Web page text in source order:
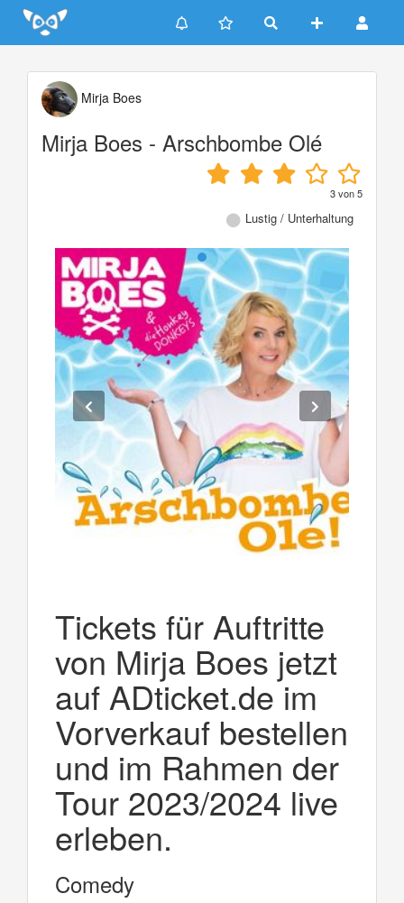
Update cookies preferences
Mirja Boes
Mirja Boes - Arschbombe Olé
3von5
Lustig / Unterhaltung
Tickets für Auftritte
von Mirja Boes jetzt
auf ADticket.de im
Vorverkauf bestellen
und im Rahmen der
Tour 2023/2024 live
erleben.
Comedy